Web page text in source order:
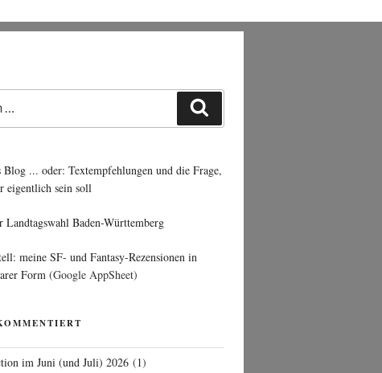
Blog ... oder: Textempfehlungen und die Frage,
eigentlich sein soll
Landtagswahl Baden-Württemberg
meine SF- und Fantasy-Rezensionen in
Form (Google AppSheet)
im Juni (und Juli) 2026 (1)